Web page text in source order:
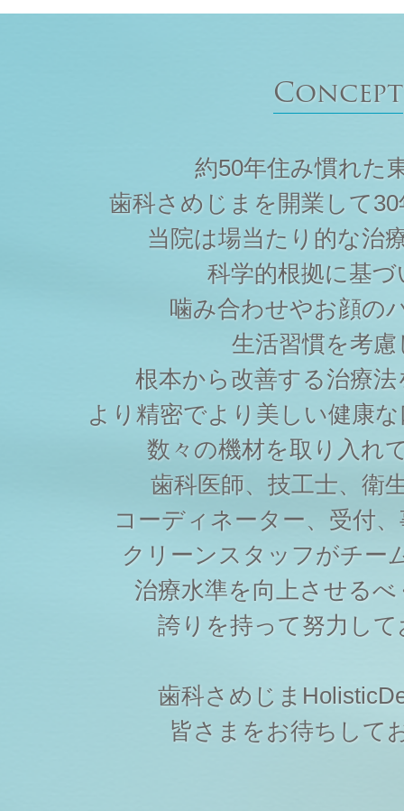
Concept
約50年住み慣れた
歯科さめじまを開業して
当院は場当たり的な治
科学的根拠に基づ
噛み合わせやお顔の
生活習慣を考慮
根本から改善する治療
より精密でより美しい健康
数々の機材を取り入れ
歯科医師、技工士、衛
コーディネーター、受付
クリーンスタッフがチー
治療水準を向上させる
誇りを持って努力し
歯科さめじま
皆さまをお待ちして